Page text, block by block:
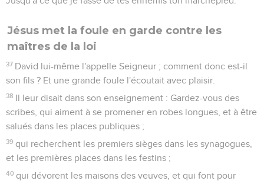
Jésus met la foule en garde contre les
maîtres de la loi
37 David lui-même l'appelle Seigneur ; comment donc est-il
son fils ? Et une grande foule l'écoutait avec plaisir.
38 Il leur disait dans son enseignement : Gardez-vous des
scribes, qui aiment à se promener en robes longues, et à être
salués dans les places publiques ;
39 qui recherchent les premiers sièges dans les synagogues,
et les premières places dans les festins ;
40 qui dévorent les maisons des veuves, et qui font pour